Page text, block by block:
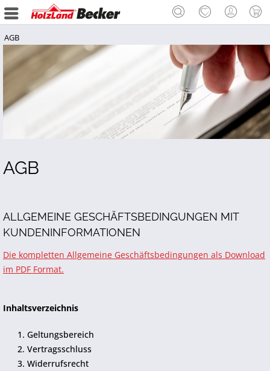
AGB
AGB
ALLGEMEINE GESCHÄFTSBEDINGUNGEN MIT
KUNDENINFORMATIONEN
Die kompletten Allgemeine Geschäftsbedingungen als Download
im PDF Format.
Inhaltsverzeichnis
Geltungsbereich
Vertragsschluss
Widerrufsrecht